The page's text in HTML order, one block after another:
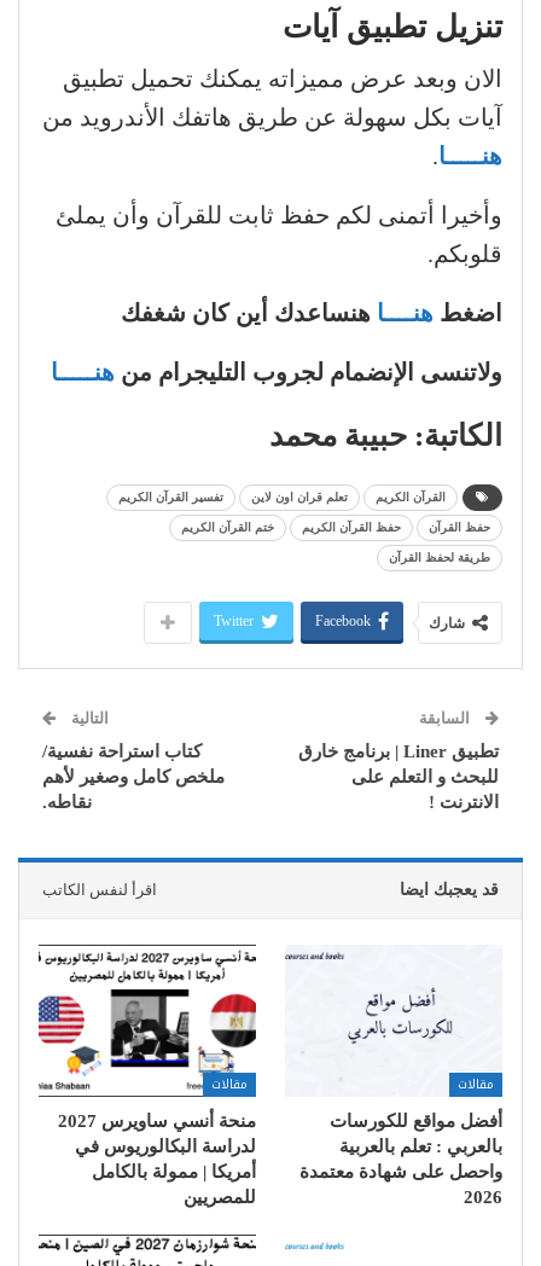
تنزيل تطبيق آيات
الان وبعد عرض مميزاته يمكنك تحميل تطبيق
آيات بكل سهولة عن طريق هاتفك الأندرويد من
هنـــــا.
وأخيرا أتمنى لكم حفظ ثابت للقرآن وأن يملئ
قلوبكم.
اضغط هنــــا هنساعدك أين كان شغفك
ولاتنسى الإنضمام لجروب التليجرام من هنـــــا
الكاتبة: حبيبة محمد
القرآن الكريم تعلم قران اون لاين تفسير القرآن الكريم
حفظ القرآن حفظ القرآن الكريم ختم القرآن الكريم
طريقة لحفظ القرآن
شارك Facebook
Twitter
السابقة
تطبيق Liner | برنامج خارق
للبحث و التعلم على
الانترنت !
التالية
كتاب استراحة نفسية/
ملخص كامل وصغير لأهم
نقاطه.
قد يعجبك ايضا اقرأ لنفس الكاتب
مقالات
أفضل مواقع للكورسات
بالعربي : تعلم بالعربية
واحصل على شهادة معتمدة
2026
مقالات
منحة أنسي ساويرس 2027
لدراسة البكالوريوس في
أمريكا | ممولة بالكامل
للمصريين